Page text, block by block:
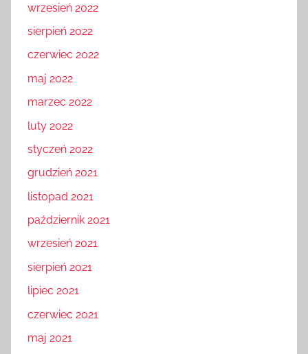
wrzesień 2022
sierpień 2022
czerwiec 2022
maj 2022
marzec 2022
luty 2022
styczeń 2022
grudzień 2021
listopad 2021
październik 2021
wrzesień 2021
sierpień 2021
lipiec 2021
czerwiec 2021
maj 2021